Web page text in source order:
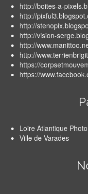
http://boites-a-
http://
http://
http://vision-
http://
http://
https://
https://
Loire Atlantique
Ville de Varades